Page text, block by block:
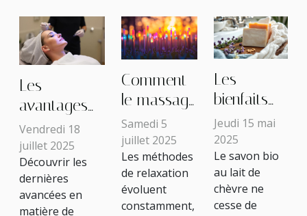
Les
avantages
de la
technologie
Renuvion
pour une
peau plus
Vendredi 18
juillet 2025
Découvrir les
dernières
avancées en
matière de
Comment
le massage
énergétique
utilise-t-il
les
diapasons
pour la
Samedi 5
juillet 2025
Les méthodes
de relaxation
évoluent
constamment,
Les
bienfaits
du savon
bio au lait
de chèvre
pour la
peau
Jeudi 15 mai
2025
Le savon bio
au lait de
chèvre ne
cesse de